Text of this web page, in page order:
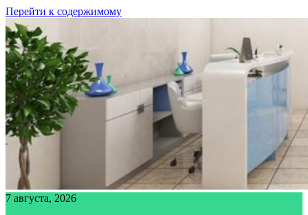
Перейти к содержимому
7 августа, 2026